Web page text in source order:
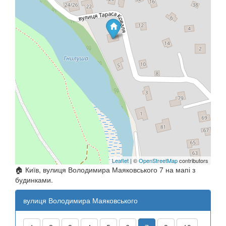
Leaflet | ©OpenStreetMapcontributors
🏠 Київ, вулиця Володимира Маяковського 7 на мапі з
будинками.
вулиця Володимира Маяковського